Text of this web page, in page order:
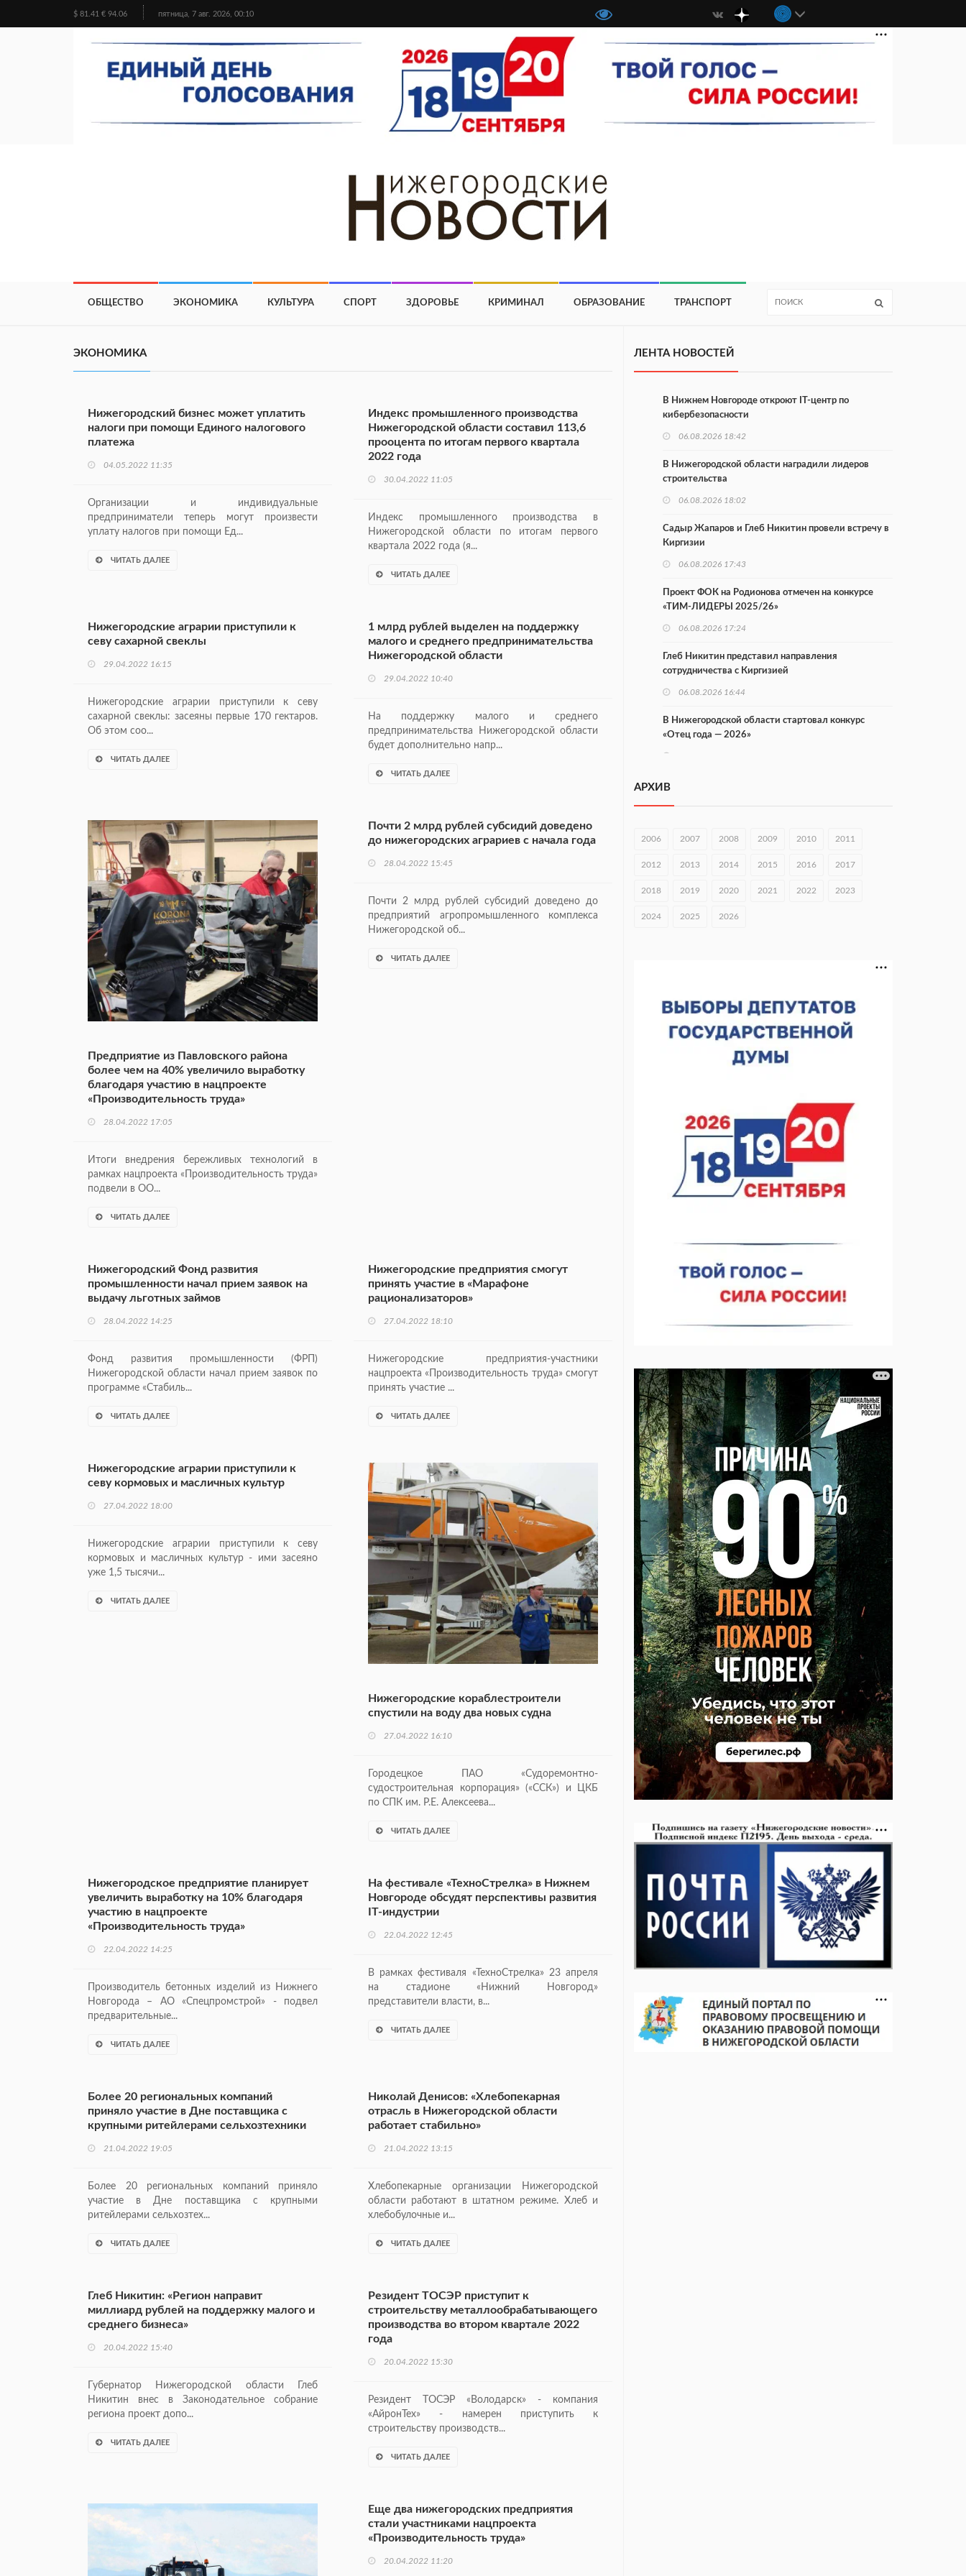
$ 81.41 € 94.06 пятница, 7 авг. 2026, 00:10
ОБЩЕСТВО ЭКОНОМИКА КУЛЬТУРА СПОРТ ЗДОРОВЬЕ КРИМИНАЛ ОБРАЗОВАНИЕ ТРАНСПОРТ
ЭКОНОМИКА
Нижегородский бизнес может уплатить
налоги при помощи Единого налогового
платежа
04.05.2022 11:35
Организации и индивидуальные
предприниматели теперь могут произвести
уплату налогов при помощи Ед...
ЧИТАТЬ ДАЛЕЕ
Индекс промышленного производства
Нижегородской области составил 113,6
прооцента по итогам первого квартала
2022 года
30.04.2022 11:05
Индекс промышленного производства в
Нижегородской области по итогам первого
квартала 2022 года (я...
ЧИТАТЬ ДАЛЕЕ
Нижегородские аграрии приступили к
севу сахарной свеклы
29.04.2022 16:15
Нижегородские аграрии приступили к севу
сахарной свеклы: засеяны первые 170 гектаров.
Об этом соо...
ЧИТАТЬ ДАЛЕЕ
1 млрд рублей выделен на поддержку
малого и среднего предпринимательства
Нижегородской области
29.04.2022 10:40
На поддержку малого и среднего
предпринимательства Нижегородской области
будет дополнительно напр...
ЧИТАТЬ ДАЛЕЕ
Предприятие из Павловского района
более чем на 40% увеличило выработку
благодаря участию в нацпроекте
«Производительность труда»
28.04.2022 17:05
Итоги внедрения бережливых технологий в
рамках нацпроекта «Производительность труда»
подвели в ОО...
ЧИТАТЬ ДАЛЕЕ
Почти 2 млрд рублей субсидий доведено
до нижегородских аграриев с начала года
28.04.2022 15:45
Почти 2 млрд рублей субсидий доведено до
предприятий агропромышленного комплекса
Нижегородской об...
ЧИТАТЬ ДАЛЕЕ
Нижегородский Фонд развития
промышленности начал прием заявок на
выдачу льготных займов
28.04.2022 14:25
Фонд развития промышленности (ФРП)
Нижегородской области начал прием заявок по
программе «Стабиль...
ЧИТАТЬ ДАЛЕЕ
Нижегородские предприятия смогут
принять участие в «Марафоне
рационализаторов»
27.04.2022 18:10
Нижегородские предприятия-участники
нацпроекта «Производительность труда» смогут
принять участие ...
ЧИТАТЬ ДАЛЕЕ
Нижегородские аграрии приступили к
севу кормовых и масличных культур
27.04.2022 18:00
Нижегородские аграрии приступили к севу
кормовых и масличных культур - ими засеяно
уже 1,5 тысячи...
ЧИТАТЬ ДАЛЕЕ
Нижегородские кораблестроители
спустили на воду два новых судна
27.04.2022 16:10
Городецкое ПАО «Судоремонтно-
судостроительная корпорация» («ССК») и ЦКБ
по СПК им. Р.Е. Алексеева...
ЧИТАТЬ ДАЛЕЕ
Нижегородское предприятие планирует
увеличить выработку на 10% благодаря
участию в нацпроекте
«Производительность труда»
22.04.2022 14:25
Производитель бетонных изделий из Нижнего
Новгорода – АО «Спецпромстрой» - подвел
предварительные...
ЧИТАТЬ ДАЛЕЕ
На фестивале «ТехноСтрелка» в Нижнем
Новгороде обсудят перспективы развития
IT-индустрии
22.04.2022 12:45
В рамках фестиваля «ТехноСтрелка» 23 апреля
на стадионе «Нижний Новгород»
представители власти, в...
ЧИТАТЬ ДАЛЕЕ
Более 20 региональных компаний
приняло участие в Дне поставщика с
крупными ритейлерами сельхозтехники
21.04.2022 19:05
Более 20 региональных компаний приняло
участие в Дне поставщика с крупными
ритейлерами сельхозтех...
ЧИТАТЬ ДАЛЕЕ
Николай Денисов: «Хлебопекарная
отрасль в Нижегородской области
работает стабильно»
21.04.2022 13:15
Хлебопекарные организации Нижегородской
области работают в штатном режиме. Хлеб и
хлебобулочные и...
ЧИТАТЬ ДАЛЕЕ
Глеб Никитин: «Регион направит
миллиард рублей на поддержку малого и
среднего бизнеса»
20.04.2022 15:40
Губернатор Нижегородской области Глеб
Никитин внес в Законодательное собрание
региона проект допо...
ЧИТАТЬ ДАЛЕЕ
Резидент ТОСЭР приступит к
строительству металлообрабатывающего
производства во втором квартале 2022
года
20.04.2022 15:30
Резидент ТОСЭР «Володарск» - компания
«АйронТех» - намерен приступить к
строительству производств...
ЧИТАТЬ ДАЛЕЕ
Еще два нижегородских предприятия
стали участниками нацпроекта
«Производительность труда»
20.04.2022 11:20
ЛЕНТА НОВОСТЕЙ
В Нижнем Новгороде откроют IT-центр по
кибербезопасности
06.08.2026 18:42
В Нижегородской области наградили лидеров
строительства
06.08.2026 18:02
Садыр Жапаров и Глеб Никитин провели встречу в
Киргизии
06.08.2026 17:43
Проект ФОК на Родионова отмечен на конкурсе
«ТИМ-ЛИДЕРЫ 2025/26»
06.08.2026 17:24
Глеб Никитин представил направления
сотрудничества с Киргизией
06.08.2026 16:44
В Нижегородской области стартовал конкурс
«Отец года — 2026»
Городец подписал соглашения с Кара-Кулем и
вырос в 1,9 раза
В Нижнем Новгороде открыли фестиваль «Семья
06.08.2026 15:26
Видели ночь, бежали всю ночь... На
Нижневолжской набережной прошел необычный
06.08.2026 15:05
Нижегородские хирурги выполнили трансоральную
операцию на щитовидной железе
06.08.2026 15:03
АРХИВ
2006 2007 2008 2009 2010 2011
2012 2013 2014 2015 2016 2017
2018 2019 2020 2021 2022 2023
2024 2025 2026